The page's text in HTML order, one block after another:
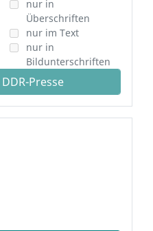
nur in
Überschriften
nur im Text
nur in
Bildunterschriften
Presse